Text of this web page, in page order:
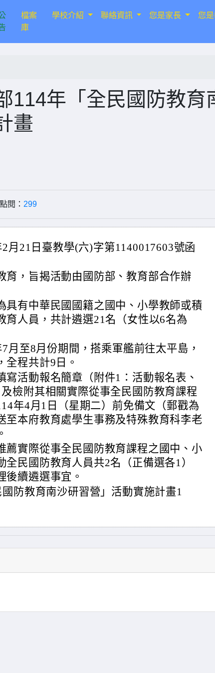
檔案
庫
學校介紹 聯絡資訊 您是家長 您
114年「全民國防教育
畫
閱： 299
月21日臺教學(六)字第1140017603號函
育，旨揭活動由國防部、教育部合作辦
具有中華民國國籍之國中、小學教師或積
育人員，共計遴選21名（女性以6名為
月至8月份期間，搭乘軍艦前往太平島，
全程共計9日。
寫活動報名簡章（附件1：活動報名表、
檢附其相關實際從事全民國防教育課程
年4月1日（星期二）前免備文（郵戳為
至本府教育處學生事務及特殊教育科李老
薦實際從事全民國防教育課程之國中、小
全民國防教育人員共2名（正備選各1）
後續遴選事宜。
防教育南沙研習營」活動實施計畫1